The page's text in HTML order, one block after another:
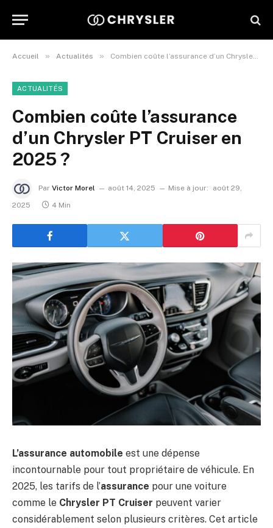
Accueil » Actualités » Combien coûte l’assurance d’un Chrysler PT Cruiser en 2025 ?
ACTUALITÉS
Combien coûte l’assurance
d’un Chrysler PT Cruiser en
2025 ?
Par Victor Morel août 14, 2025 Mise à jour:
août 29,
2025
4 Min
L’assurance automobile est une dépense
incontournable pour tout propriétaire de véhicule. En
2025, les tarifs de l’assurance pour une voiture
comme le Chrysler PT Cruiser peuvent varier
considérablement selon plusieurs critères. Cet article